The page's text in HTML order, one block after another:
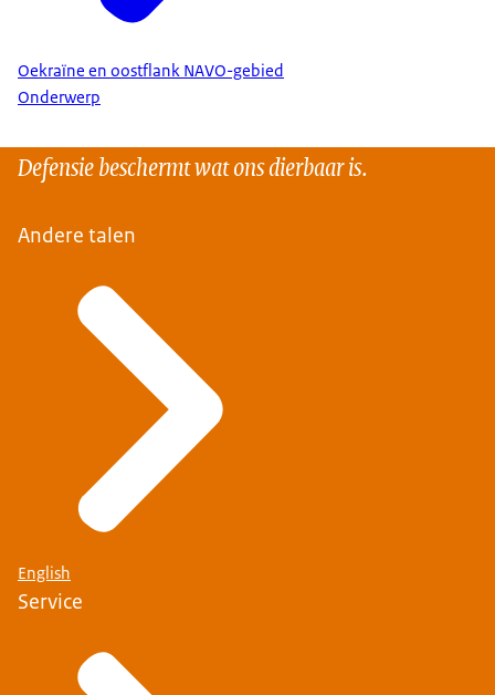
Oekraïne en oostflank NAVO-gebied
Onderwerp
Defensie beschermt wat ons dierbaar is.
Andere talen
English
Service